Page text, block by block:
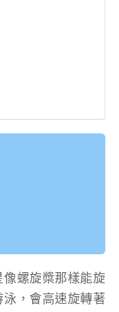
螺旋槳那樣能旋
，會高速旋轉著